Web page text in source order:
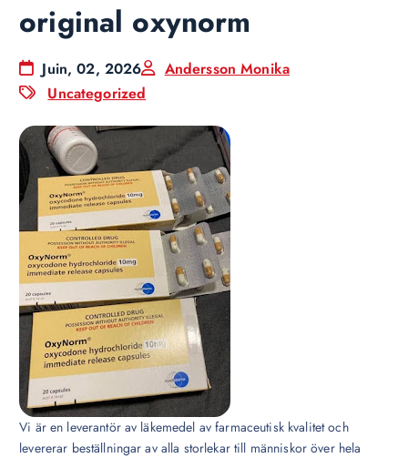
original oxynorm
Juin, 02, 2026
Andersson Monika
Uncategorized
Vi är en leverantör av läkemedel av farmaceutisk kvalitet och
levererar beställningar av alla storlekar till människor över hela